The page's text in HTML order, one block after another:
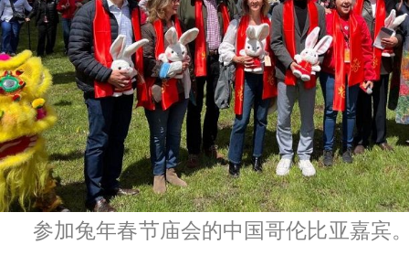
参加兔年春节庙会的中国哥伦比亚嘉宾